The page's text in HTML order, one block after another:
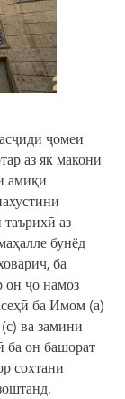
ҷомеи
аз як макони
амиқи
аз
бунёд
ба
он ҷо намоз
ба Имом (а)
ва замини
ба он башорат
сохтани